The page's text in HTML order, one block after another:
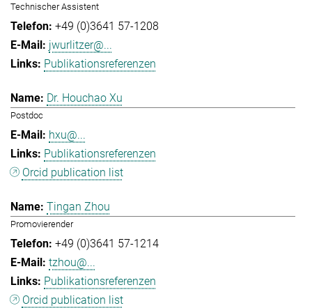
Technischer Assistent
+49 (0)3641 57-1208
jwurlitzer@...
Publikationsreferenzen
Dr. Houchao Xu
Postdoc
hxu@...
Publikationsreferenzen
Orcid publication list
Tingan Zhou
Promovierender
+49 (0)3641 57-1214
tzhou@...
Publikationsreferenzen
Orcid publication list